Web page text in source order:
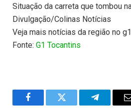
Situação da carreta que tombou
Divulgação/Colinas Notícias
Veja mais notícias da região no
Fonte: G1 Tocantins
FacebookTwitter Telegram